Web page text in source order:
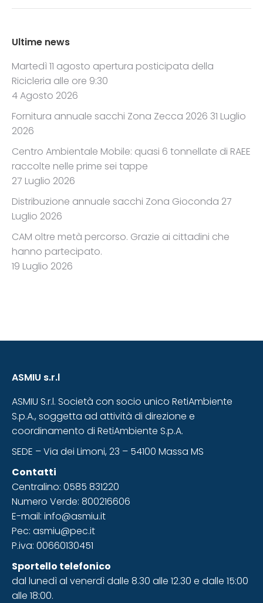
Ultime news
Martedì 11 agosto apertura posticipata della
Ricicleria alle ore 9:30
4 Agosto 2026
Fornitura annuale sacchi Zona Zecca 2026 31 Luglio
2026
Centro Ambientale Mobile: quasi 6 tonnellate di RAEE
raccolte nelle prime sei tappe
27 Luglio 2026
Distribuzione annuale sacchi Zona Gioconda 27
Luglio 2026
CAM oltre metà percorso. Grazie ai cittadini che
hanno partecipato.
19 Luglio 2026
ASMIU s.r.l
ASMIU S.r.l. Società con socio unico RetiAmbiente
S.p.A., soggetta ad attività di direzione e
coordinamento di RetiAmbiente S.p.A.
SEDE – Via dei Limoni, 23 – 54100 Massa MS
Contatti
Centralino: 0585 831220
Numero Verde: 800216606
E-mail: info@asmiu.it
Pec: asmiu@pec.it
P.iva: 00660130451
Sportello telefonico
dal lunedì al venerdì dalle 8.30 alle 12.30 e dalle 15:00
alle 18:00.